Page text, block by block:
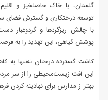
گلستان، با خاک حاصلخیز و
توسعه درختکاری و گسترش فضای
با چالش ریزگردها و گردوغبار
پوشش گیاهی، این تهدید را به
کاشت گسترده درختان نه‌تنها به
این آفت زیست‌محیطی را از سر
بهتر از مدارس برای نهادینه کردن